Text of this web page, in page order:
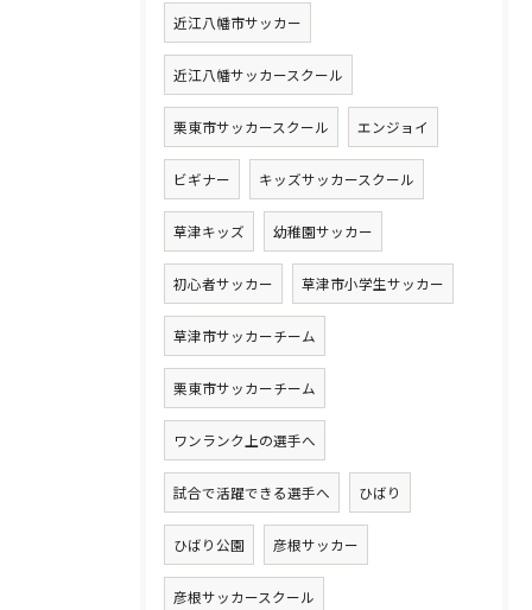
近江八幡市サッカー
近江八幡サッカースクール
栗東市サッカースクール エンジョイ
ビギナー キッズサッカースクール
草津キッズ 幼稚園サッカー
初心者サッカー 草津市小学生サッカー
草津市サッカーチーム
栗東市サッカーチーム
ワンランク上の選手へ
試合で活躍できる選手へ ひばり
ひばり公園 彦根サッカー
彦根サッカースクール